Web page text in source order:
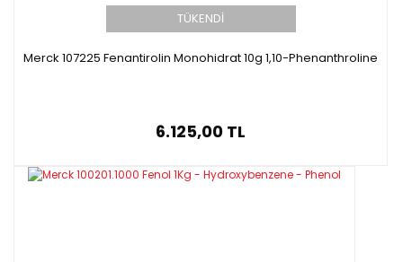
TÜKENDİ
Merck 107225 Fenantirolin Monohidrat 10g 1,10-Phenanthroline
6.125,00 TL